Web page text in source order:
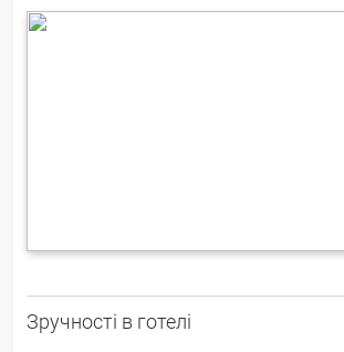
Зручності в готелі